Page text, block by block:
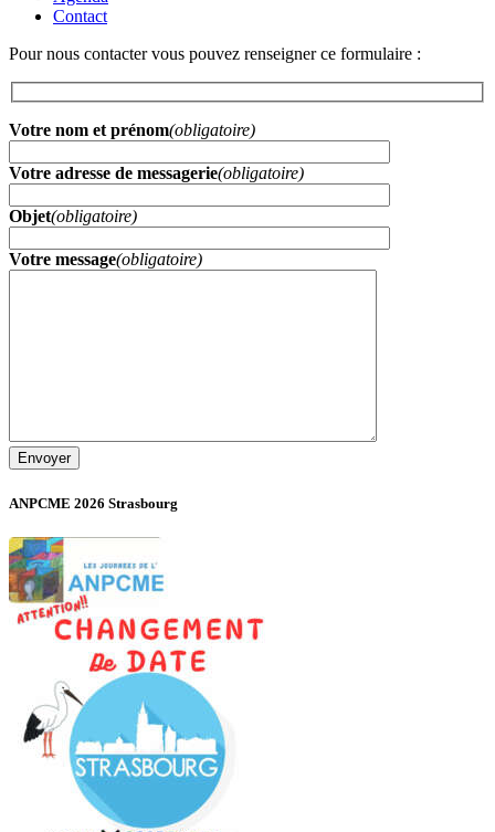
Contact
Pour nous contacter vous pouvez renseigner ce formulaire :
Votre nom et prénom(obligatoire)
Votre adresse de messagerie(obligatoire)
Objet(obligatoire)
Votre message(obligatoire)
ANPCME 2026 Strasbourg